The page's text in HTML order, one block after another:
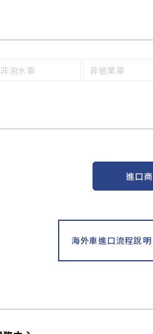
非泡水車 非營業車
進口
海外車進口流程說明